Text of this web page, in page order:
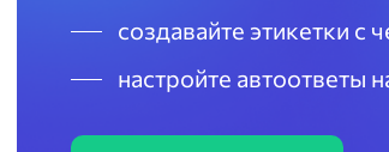
создавайте этикетки с
настройте автоответы